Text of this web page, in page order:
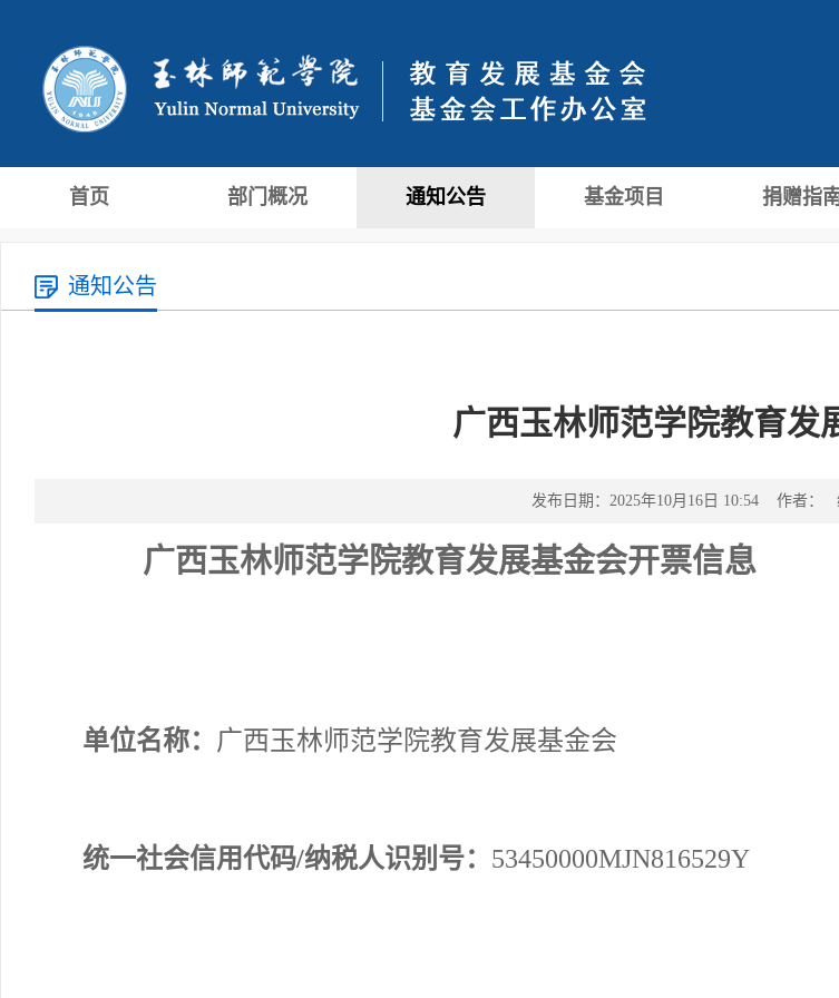
首页 部门概况 通知公告 基金项目 捐赠指
通知公告
广西玉林师范学院教育发
发布日期：2025年10月16日 10:54 作者：
广西玉林师范学院教育发展基金会开票信息
单位名称： 广西玉林师范学院教育发展基金会
统一社会信用代码/纳税人识别号： 53450000MJN816529Y